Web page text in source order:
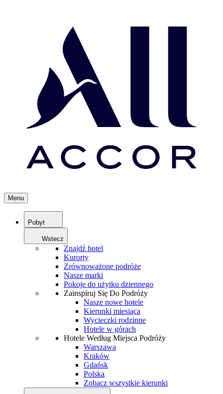
Menu
Pobyt
Wstecz
Znajdź hotel
Kurorty
Zrównoważone podróże
Nasze marki
Pokoje do użytku dziennego
Zainspiruj Się Do Podróży
Nasze nowe hotele
Kierunki miesiąca
Wycieczki rodzinne
Hotele w górach
Hotele Według Miejsca Podróży
Warszawa
Kraków
Gdańsk
Polska
Zobacz wszystkie kierunki